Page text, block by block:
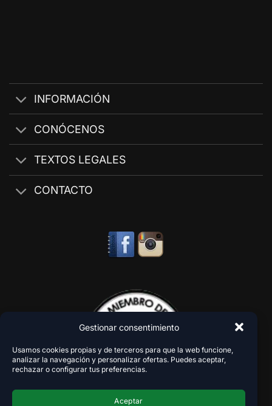
Gestionar consentimiento
Usamos cookies propias y de terceros para que la web funcione,
analizar la navegación y personalizar ofertas. Puedes aceptar,
rechazar o configurar tus preferencias.
Aceptar
INFORMACIÓN
CONÓCENOS
TEXTOS LEGALES
CONTACTO